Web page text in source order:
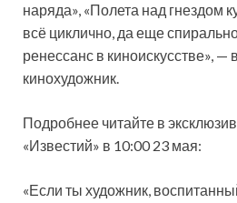
наряда», «Полета над гнездом
всё циклично, да еще
ренессанс в киноискусстве»,
кинохудожник.
Подробнее читайте в
«Известий» в 10:00 23 мая:
«Если ты художник,